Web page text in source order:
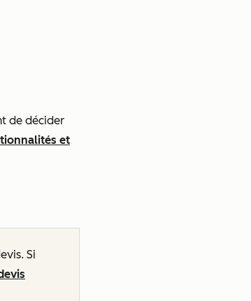
de décider
et
Si